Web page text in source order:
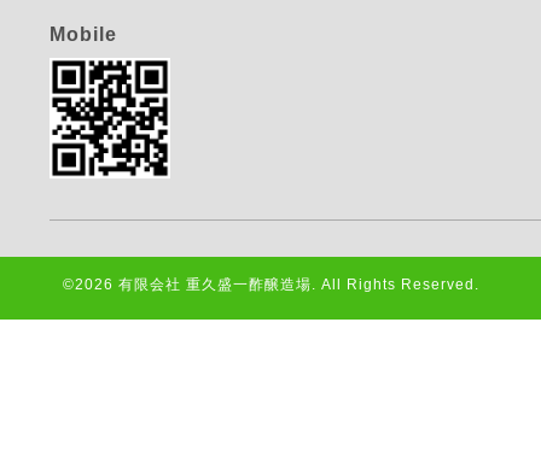
Mobile
©2026 有限会社 重久盛一酢醸造場. All Rights Reserved.